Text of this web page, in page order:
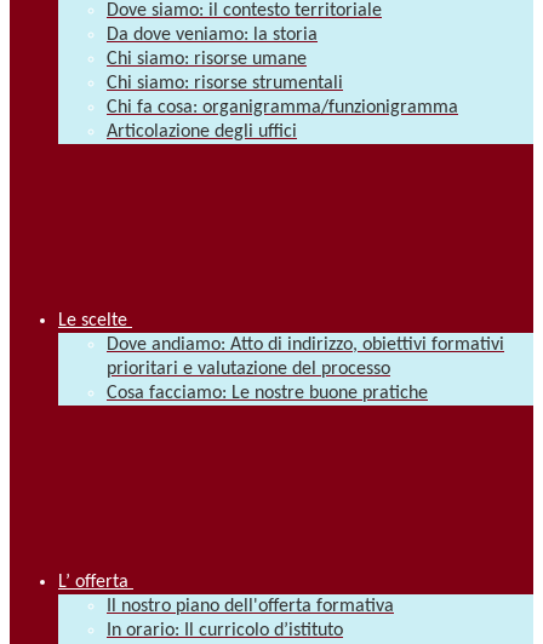
Dove siamo: il contesto territoriale
Da dove veniamo: la storia
Chi siamo: risorse umane
Chi siamo: risorse strumentali
Chi fa cosa: organigramma/funzionigramma
Articolazione degli uffici
Le scelte
Dove andiamo: Atto di indirizzo, obiettivi formativi
prioritari e valutazione del processo
Cosa facciamo: Le nostre buone pratiche
L’ offerta
Il nostro piano dell'offerta formativa
In orario: Il curricolo d’istituto